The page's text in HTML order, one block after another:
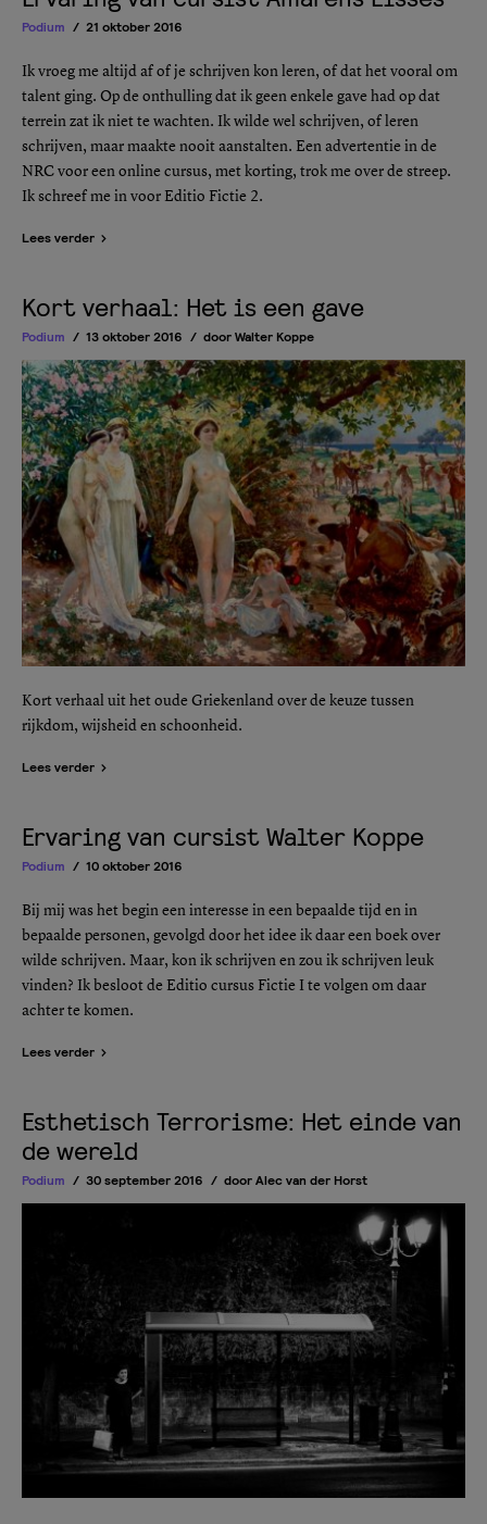
Podium 21 oktober 2016
Ik vroeg me altijd af of je schrijven kon leren, of dat het vooral om
talent ging. Op de onthulling dat ik geen enkele gave had op dat
terrein zat ik niet te wachten. Ik wilde wel schrijven, of leren
schrijven, maar maakte nooit aanstalten. Een advertentie in de
NRC voor een online cursus, met korting, trok me over de streep.
Ik schreef me in voor Editio Fictie 2.
Lees verder
Kort verhaal: Het is een gave
Podium 13 oktober 2016 doorWalter Koppe
Kort verhaal uit het oude Griekenland over de keuze tussen
rijkdom, wijsheid en schoonheid.
Lees verder
Ervaring van cursist Walter Koppe
Podium 10 oktober 2016
Bij mij was het begin een interesse in een bepaalde tijd en in
bepaalde personen, gevolgd door het idee ik daar een boek over
wilde schrijven. Maar, kon ik schrijven en zou ik schrijven leuk
vinden? Ik besloot de Editio cursus Fictie I te volgen om daar
achter te komen.
Lees verder
Esthetisch Terrorisme: Het einde van
de wereld
Podium 30 september 2016 doorAlec van der Horst